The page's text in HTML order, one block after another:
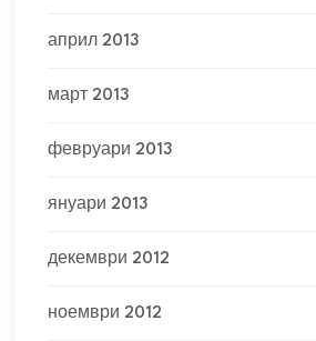
април 2013
март 2013
февруари 2013
януари 2013
декември 2012
ноември 2012